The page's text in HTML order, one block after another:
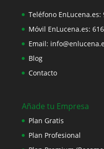
Teléfono EnLucena.es:
Móvil EnLucena.es:
Email:
Blog
Contacto
Añade tu Empresa
Plan Gratis
Plan Profesional